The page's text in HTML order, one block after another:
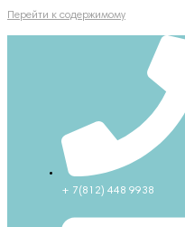
Перейти к содержимому
+ 7(812) 448 9938